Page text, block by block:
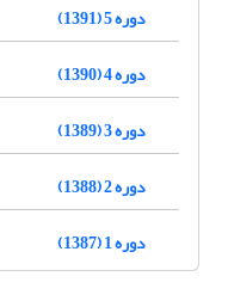
دوره 5 (1391)
دوره 4 (1390)
دوره 3 (1389)
دوره 2 (1388)
دوره 1 (1387)